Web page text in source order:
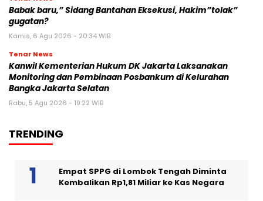
Babak baru,” Sidang Bantahan Eksekusi, Hakim”tolak”
gugatan?
Kamis, 6 Agu 2026 - 20:34 WIB
Tenar News
Kanwil Kementerian Hukum DK Jakarta Laksanakan
Monitoring dan Pembinaan Posbankum di Kelurahan
Bangka Jakarta Selatan
Rabu, 5 Agu 2026 - 19:22 WIB
TRENDING
Empat SPPG di Lombok Tengah Diminta
Kembalikan Rp1,81 Miliar ke Kas Negara